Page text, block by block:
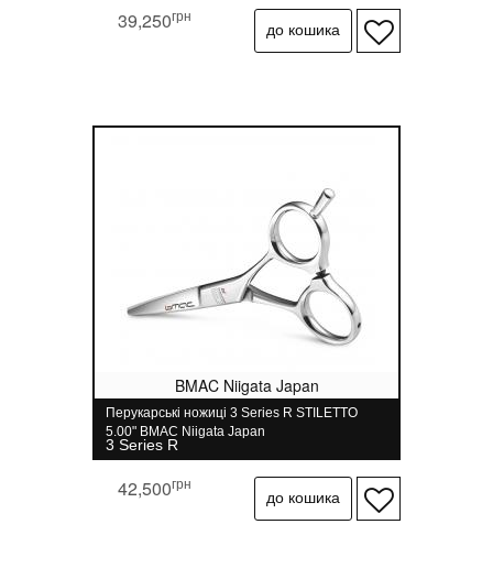
39,250грн
BMAC Niigata Japan
Перукарські ножиці 3 Series R STILETTO
5.00" BMAC Niigata Japan
3 Series R
42,500грн